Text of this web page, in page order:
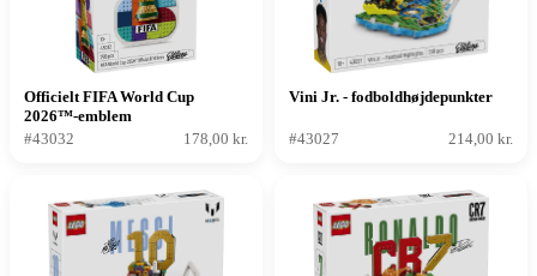
Officielt FIFA World Cup
2026™-emblem
#43032
178,00 kr.
Vini Jr. - fodboldhøjdepunkter
#43027 214,00 kr.